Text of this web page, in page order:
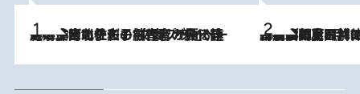
2026.8.3
《「文士の子ども被害者の会」発足！》阿川佐和子（72）が語る遠藤周作に北杜夫、劇作家・矢代静一の子どもたちの“文豪プライベート事件簿” 2026.8.8
「最後に見られてよかった」上野動物園の東園パンダ舎が解体前に特別公開。8月16日まで延長されたパネル展と共に辿る“半世紀”のパンダ飼育《解体工事の図面あり》